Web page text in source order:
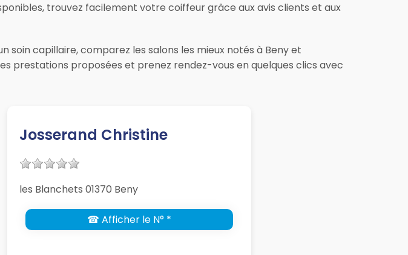
trouvez facilement votre coiffeur grâce aux avis clients et aux
soin capillaire, comparez les salons les mieux notés à Beny et
prestations proposées et prenez rendez-vous en quelques clics avec
Josserand Christine
les Blanchets 01370 Beny
☎ Afficher le N° *